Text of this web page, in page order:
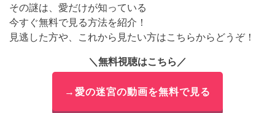
その謎は、愛だけが知っている
今すぐ無料で見る方法を紹介！
見逃した方や、これから見たい方はこちらからどうぞ！
＼無料視聴はこちら／
→愛の迷宮の動画を無料で見る